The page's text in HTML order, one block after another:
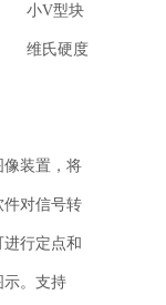
V型块
氏硬度
像装置，将
件对信号转
行定点和
示。支持